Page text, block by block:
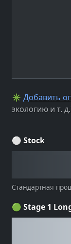
✳ Добавить
экологию и т.
⚪ Stock
Стандартная
🟢 Stage 1